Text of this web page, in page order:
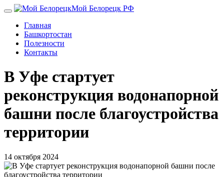
Перейти
основному
содержанию
Мой Белорецк РФ
Главная
Башкортостан
Полезности
Контакты
В Уфе стартует
реконструкция водонапорной
башни после благоустройства
территории
14 октября 2024